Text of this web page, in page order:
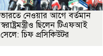
ভারতে নেওয়ার আগে বর্তমান
স্বরাষ্ট্রমন্ত্রীও ছিলেন টিএফআই
সেলে: চিফ প্রসিকিউটর